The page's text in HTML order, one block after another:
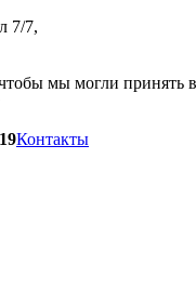
7/7,
мы могли принять
19Контакты